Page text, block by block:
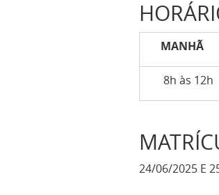
MANHÃ
8h às 12h
24/06/2025 E